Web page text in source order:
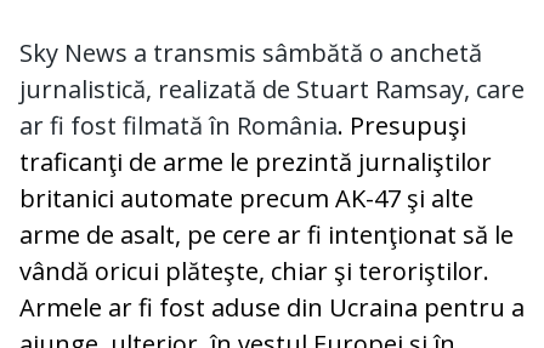
Sky News a transmis sâmbătă o anchetă
jurnalistică, realizată de Stuart Ramsay, care
ar fi fost filmată în România. Presupuşi
traficanţi de arme le prezintă jurnaliştilor
britanici automate precum AK-47 şi alte
arme de asalt, pe cere ar fi intenţionat să le
vândă oricui plăteşte, chiar şi teroriştilor.
Armele ar fi fost aduse din Ucraina pentru a